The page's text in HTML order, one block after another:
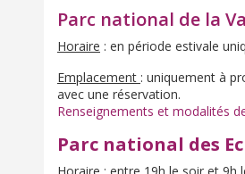
Parc national de la
Horaire : en période estivale
Emplacement : uniquement à
avec une réservation.
Renseignements et modalités
Parc national des
Horaire : entre 19h le soir et 9h